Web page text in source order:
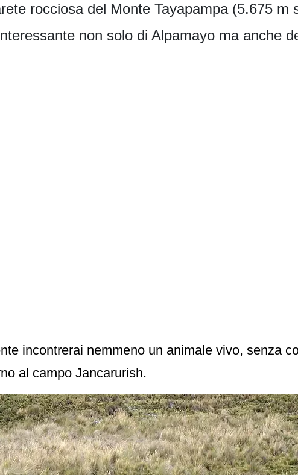
rocciosa del Monte Tayapampa (5.675 m
non solo di Alpamayo ma anche
incontrerai nemmeno un animale vivo, senza
al campo Jancarurish.